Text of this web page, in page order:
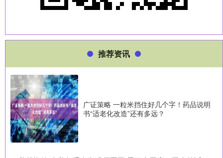
推荐资讯
广证策略 一粒米挡住好几个字！药品说明
书“适老化改造”还有多远？